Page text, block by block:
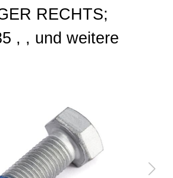
RECHTS;
, , und weitere